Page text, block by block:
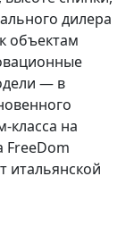
дилера
объектам
— в
класса на
FreeDom
итальянской